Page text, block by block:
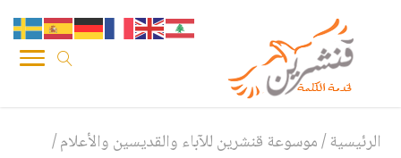
الرئيسية/موسوعة قنشرين للآباء والقديسين والأعلام/